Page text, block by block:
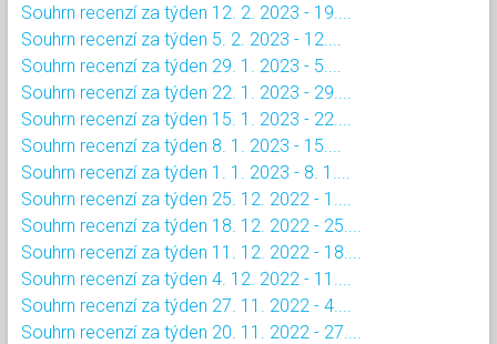
Souhrn recenzí za týden 12. 2. 2023 - 19....
Souhrn recenzí za týden 5. 2. 2023 - 12....
Souhrn recenzí za týden 29. 1. 2023 - 5....
Souhrn recenzí za týden 22. 1. 2023 - 29....
Souhrn recenzí za týden 15. 1. 2023 - 22....
Souhrn recenzí za týden 8. 1. 2023 - 15....
Souhrn recenzí za týden 1. 1. 2023 - 8. 1....
Souhrn recenzí za týden 25. 12. 2022 - 1....
Souhrn recenzí za týden 18. 12. 2022 - 25....
Souhrn recenzí za týden 11. 12. 2022 - 18....
Souhrn recenzí za týden 4. 12. 2022 - 11....
Souhrn recenzí za týden 27. 11. 2022 - 4....
Souhrn recenzí za týden 20. 11. 2022 - 27....